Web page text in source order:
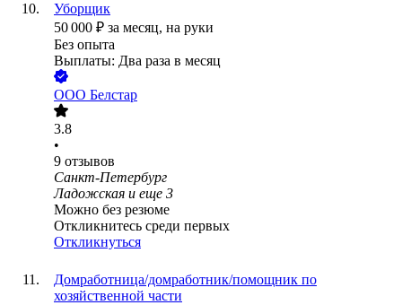
Уборщик
50 000 ₽ за месяц, на руки
Без опыта
Выплаты: Два раза в месяц
ООО Белстар
3.8
•
9 отзывов
Санкт-Петербург
Ладожская и еще 3
Можно без резюме
Откликнитесь среди первых
Откликнуться
Домработница/домработник/помощник по
хозяйственной части